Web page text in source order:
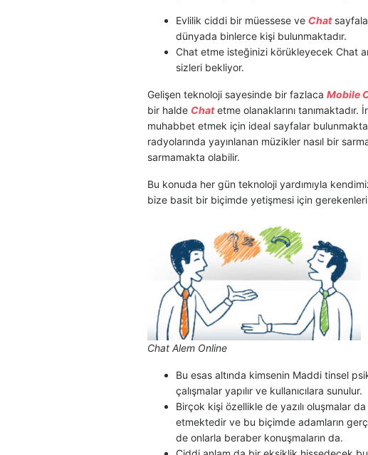
Evlilik ciddi bir müessese ve Chat
dünyada binlerce kişi bulunmaktadır.
Chat etme isteğinizi körükleyecek Chat
sizleri bekliyor.
Gelişen teknoloji sayesinde bir fazlaca Mobile
bir halde Chat etme olanaklarını
muhabbet etmek için ideal sayfalar
radyolarında yayınlanan müzikler nasıl bir
sarmamakta olabilir.
Bu konuda her gün teknoloji yardımıyla
bize basit bir biçimde yetişmesi için gerekenleri
Chat Alem Online
Bu esas altında kimsenin Maddi tinsel
çalışmalar yapılır ve kullanıcılara sunulur.
Birçok kişi özellikle de yazılı oluşmalar
etmektedir ve bu biçimde adamların
de onlarla beraber konuşmaların da.